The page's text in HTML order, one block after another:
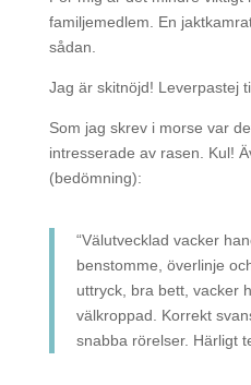
familjemedlem. En
sådan.
Jag är skitnöjd! Leverpastej
Som jag skrev i morse var
intresserade av rasen. Kul!
(bedömning):
“Välutvecklad vacker
benstomme, överlinje
uttryck, bra bett, vacker
välkroppad. Korrekt
snabba rörelser. Härligt